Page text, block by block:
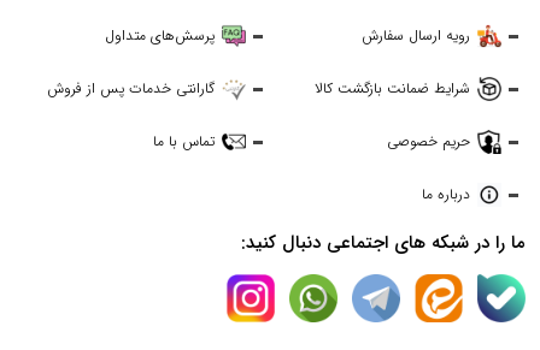
رویه ارسال سفارش پرسش‌های متداول
شرایط ضمانت بازگشت کالا گارانتی خدمات پس از فروش
حریم خصوصی تماس با ما
درباره ما
ما را در شبکه های اجتماعی دنبال کنید: